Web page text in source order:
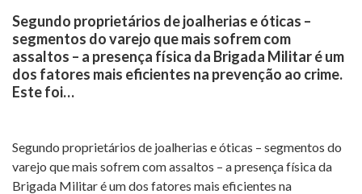
Segundo proprietários de joalherias e óticas –
segmentos do varejo que mais sofrem com
assaltos – a presença física da Brigada Militar é um
dos fatores mais eficientes na prevenção ao crime.
Este foi…
Segundo proprietários de joalherias e óticas – segmentos do
varejo que mais sofrem com assaltos – a presença física da
Brigada Militar é um dos fatores mais eficientes na